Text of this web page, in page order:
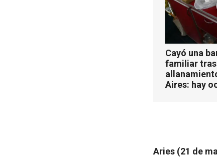
Cayó una
familiar
Aires: hay
Aries (21 de